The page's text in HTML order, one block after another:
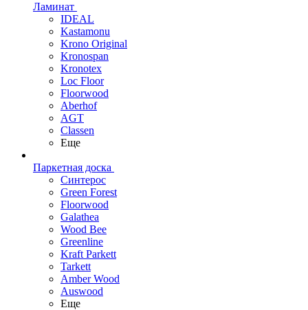
Ламинат
IDEAL
Kastamonu
Krono Original
Kronospan
Kronotex
Loc Floor
Floorwood
Aberhof
AGT
Classen
Еще
Паркетная доска
Синтерос
Green Forest
Floorwood
Galathea
Wood Bee
Greenline
Kraft Parkett
Tarkett
Amber Wood
Auswood
Еще